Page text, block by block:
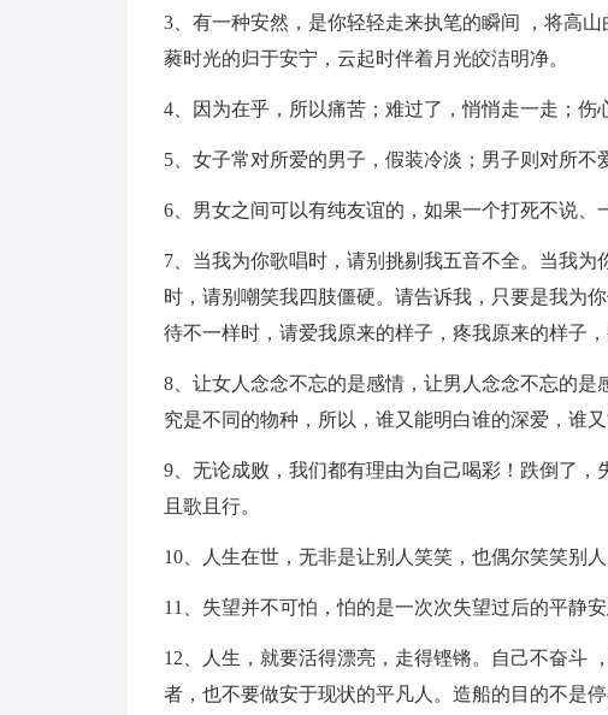
3、有一种安然，是你轻轻走来执笔的瞬间 ，将高
蕤时光的归于安宁，云起时伴着月光皎洁明净。
4、因为在乎，所以痛苦；难过了，悄悄走一走；伤
5、女子常对所爱的男子，假装冷淡；男子则对所不
6、男女之间可以有纯友谊的，如果一个打死不说、
7、当我为你歌唱时，请别挑剔我五音不全。当我
时，请别嘲笑我四肢僵硬。请告诉我，只要是我为
待不一样时，请爱我原来的样子，疼我原来的样子，
8、让女人念念不忘的是感情，让男人念念不忘的
究是不同的物种，所以，谁又能明白谁的深爱，谁又
9、无论成败，我们都有理由为自己喝彩！跌倒了
且歌且行。
10、人生在世，无非是让别人笑笑，也偶尔笑笑别人
11、失望并不可怕，怕的是一次次失望过后的平静
12、人生，就要活得漂亮，走得铿锵。自己不奋斗
者，也不要做安于现状的平凡人。造船的目的不是